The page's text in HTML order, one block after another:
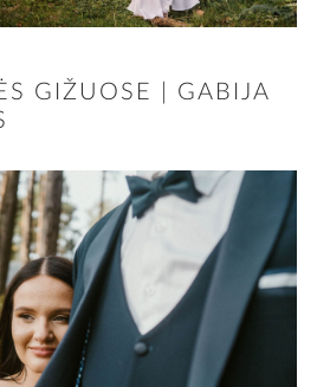
GIŽUOSE | GABIJA